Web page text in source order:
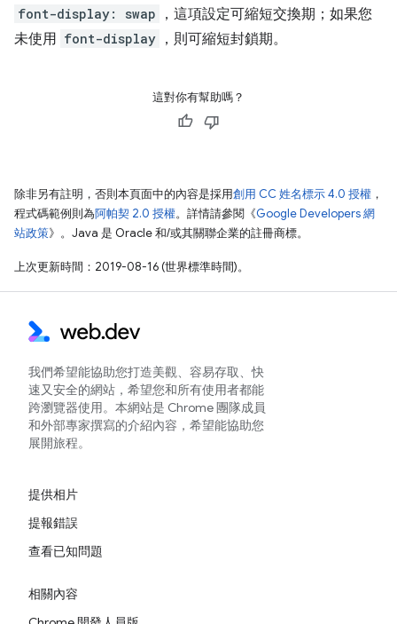
font-display: swap
，這項設定可縮短交換期；如果您
未使用 font-display ，則可縮短封鎖期。
這對你有幫助嗎？
除非另有註明，否則本頁面中的內容是採用創用 CC 姓名標示 4.0 授權 ，
程式碼範例則為阿帕契 2.0 授權。詳情請參閱《Google Developers 網
站政策》。Java 是 Oracle 和/或其關聯企業的註冊商標。
上次更新時間：2019-08-16 (世界標準時間)。
我們希望能協助您打造美觀、容易存取、快
速又安全的網站，希望您和所有使用者都能
跨瀏覽器使用。本網站是 Chrome 團隊成員
和外部專家撰寫的介紹內容，希望能協助您
展開旅程。
提供相片
提報錯誤
查看已知問題
相關內容